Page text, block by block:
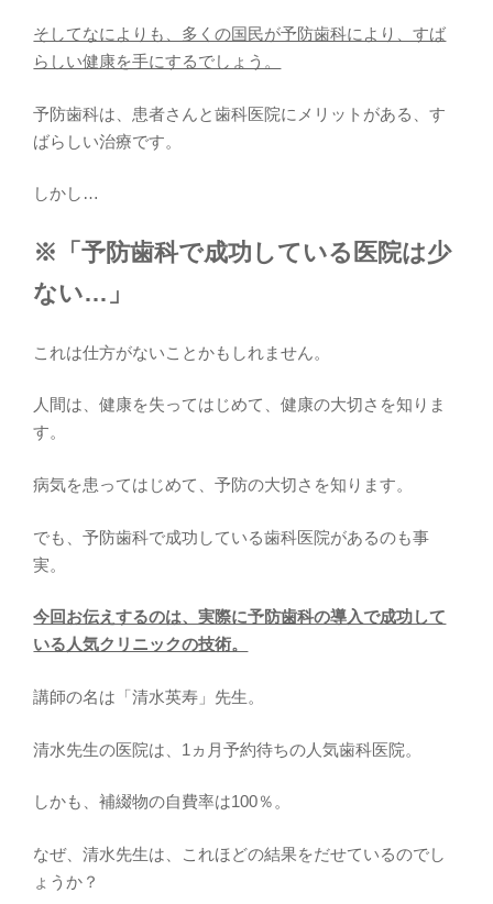
そしてなによりも、多くの国民が予防歯科により、すば
らしい健康を手にするでしょう。
予防歯科は、患者さんと歯科医院にメリットがある、す
ばらしい治療です。
しかし…
※「予防歯科で成功している医院は少
ない…」
これは仕方がないことかもしれません。
人間は、健康を失ってはじめて、健康の大切さを知りま
す。
病気を患ってはじめて、予防の大切さを知ります。
でも、予防歯科で成功している歯科医院があるのも事
実。
今回お伝えするのは、実際に予防歯科の導入で成功して
いる人気クリニックの技術。
講師の名は「清水英寿」先生。
清水先生の医院は、1ヵ月予約待ちの人気歯科医院。
しかも、補綴物の自費率は100％。
なぜ、清水先生は、これほどの結果をだせているのでし
ょうか？